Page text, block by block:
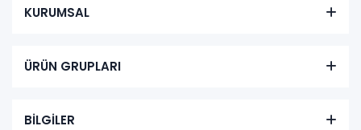
KURUMSAL
ÜRÜN GRUPLARI
BİLGİLER